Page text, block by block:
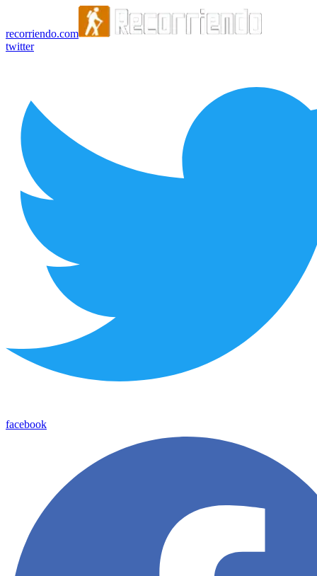
recorriendo.com
twitter
facebook